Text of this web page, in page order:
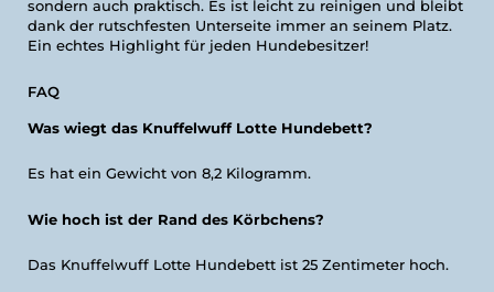
sondern auch praktisch. Es ist leicht zu reinigen und bleibt
dank der rutschfesten Unterseite immer an seinem Platz.
Ein echtes Highlight für jeden Hundebesitzer!
FAQ
Was wiegt das Knuffelwuff Lotte Hundebett?
Es hat ein Gewicht von 8,2 Kilogramm.
Wie hoch ist der Rand des Körbchens?
Das Knuffelwuff Lotte Hundebett ist 25 Zentimeter hoch.